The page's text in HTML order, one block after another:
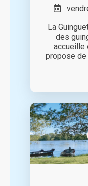
La
des
accueille
propose